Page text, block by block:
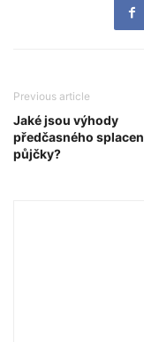
Previous article
Jaké jsou výhody
předčasného
půjčky?